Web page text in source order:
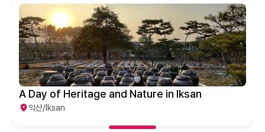
A Day of Heritage and Nature in Iksan
익산/Iksan